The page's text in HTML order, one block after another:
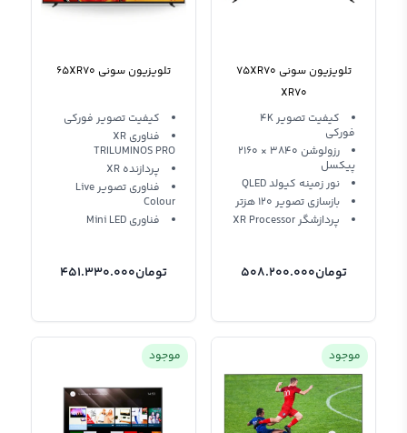
تلویزیون سونی 75XR70
XR70
کیفیت تصویر 4K
فورکی
رزولوشن 3840 × 2160
پیکسل
نور زمینه کیولد QLED
بازسازی تصویر 120 هزتر
پردازشگر XR Processor
تومان508.200.000
تلویزیون سونی 65XR70
کیفیت تصویر فورکی
فناوری XR
TRILUMINOS PRO
پردازنده XR
فناوری تصویر Live
Colour
فناوری Mini LED
تومان451.330.000
موجود موجود